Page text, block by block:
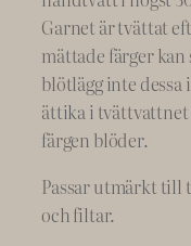
Garnet är tvättat
mättade färger
blötlägg inte dessa
ättika i
färgen blöder.
Passar utmärkt till
och filtar.